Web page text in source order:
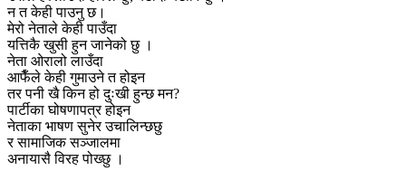
न त केही पाउनु छ।
मेरो नेताले केही पाउँदा
यत्तिकै खुसी हुन जानेको छु ।
नेता ओरालो लाउँदा
आफैँले केही गुमाउने त होइन
तर पनी खै किन हो दुःखी हुन्छ मन?
पार्टीका घोषणापत्र होइन
नेताका भाषण सुनेर उचालिन्छछु
र सामाजिक सञ्जालमा
अनायासै विरह पोख्छु ।